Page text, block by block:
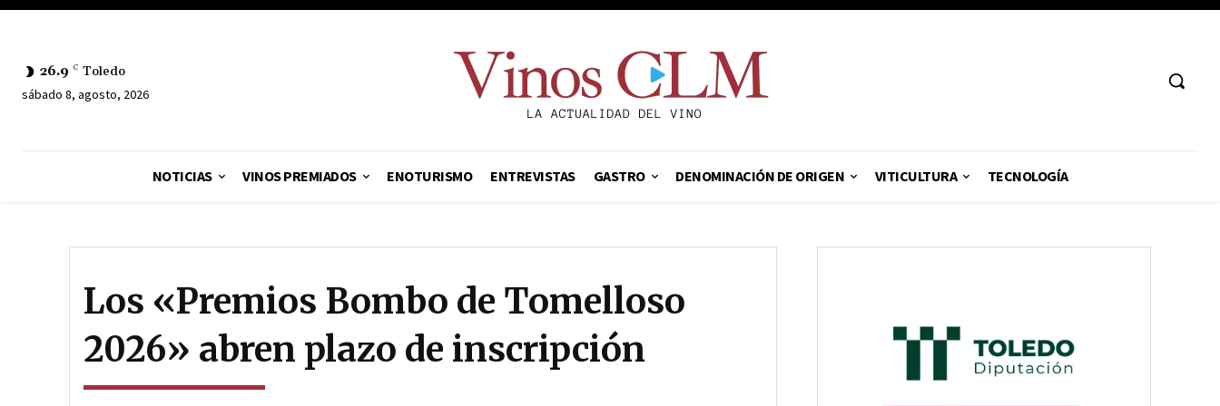
26.9 C Toledo
sábado 8, agosto, 2026
NOTICIAS VINOS PREMIADOS ENOTURISMO ENTREVISTAS GASTRO DENOMINACIÓN DE ORIGEN VITICULTURA TECNOLOGÍA
Los «Premios Bombo de Tomelloso
2026» abren plazo de inscripción